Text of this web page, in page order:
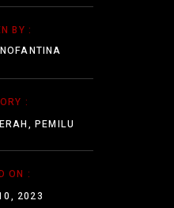
BY :
:
, PEMILU
ON :
2023